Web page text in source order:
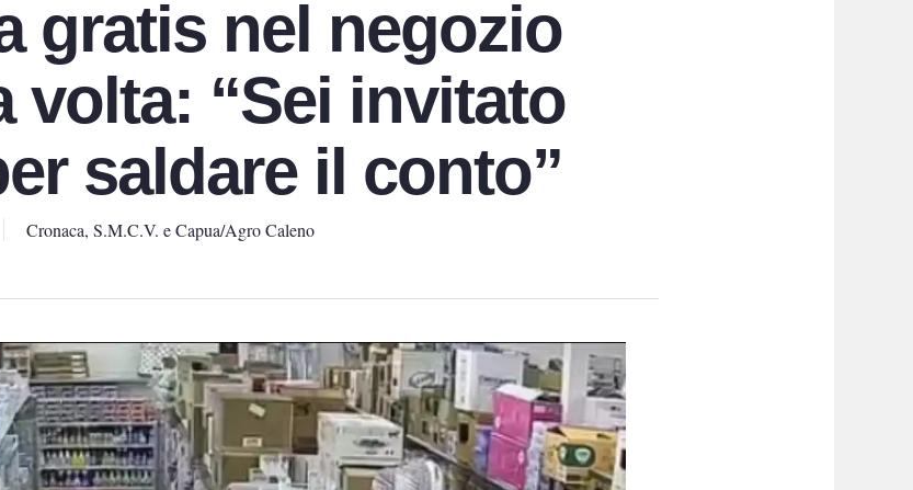
gratis nel negozio
volta: “Sei invitato
saldare il conto”
Cronaca, S.M.C.V. e Capua/Agro Caleno